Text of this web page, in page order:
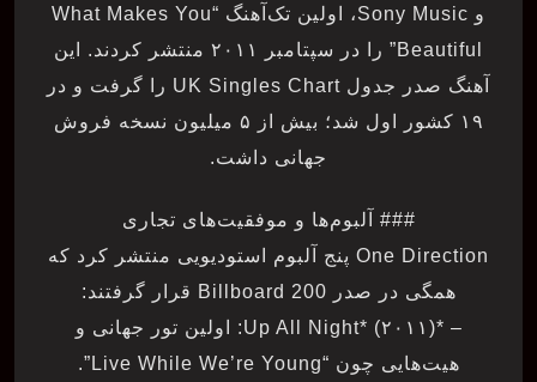
و Sony Music، اولین تک‌آهنگ “What Makes You
Beautiful” را در سپتامبر ۲۰۱۱ منتشر کردند. این
آهنگ صدر جدول UK Singles Chart را گرفت و در
۱۹ کشور اول شد؛ بیش از ۵ میلیون نسخه فروش
جهانی داشت.
### آلبوم‌ها و موفقیت‌های تجاری
One Direction پنج آلبوم استودیویی منتشر کرد که
همگی در صدر Billboard 200 قرار گرفتند:
– *Up All Night* (۲۰۱۱): اولین تور جهانی و
هیت‌هایی چون “Live While We’re Young”.